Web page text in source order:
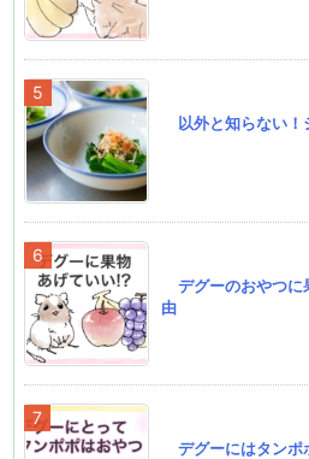
以外と知らない
デグーのおやつに
由
デグーにはタンポ